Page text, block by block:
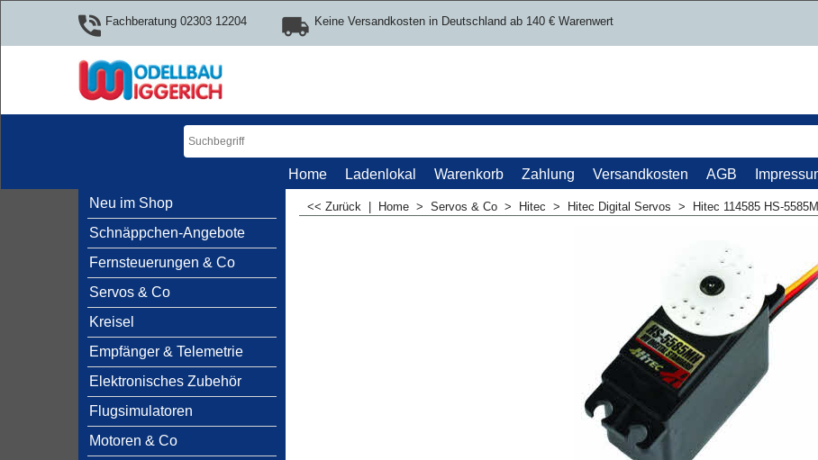
Fachberatung 02303 12204 Keine Versandkosten in Deutschland ab 140 € Warenwert
Home Ladenlokal Warenkorb Zahlung Versandkosten AGB
Neu im Shop
Schnäppchen-Angebote
Fernsteuerungen & Co
Servos & Co
Kreisel
Empfänger & Telemetrie
Elektronisches Zubehör
Flugsimulatoren
Motoren & Co
<< Zurück Home > Servos & Co > Hitec > Hitec Digital Servos > Hitec 114585 HS-